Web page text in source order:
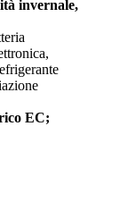
invernale,
EC;